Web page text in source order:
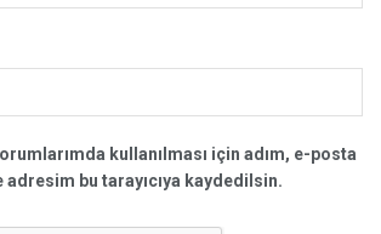
kullanılması için adım, e-posta
bu tarayıcıya kaydedilsin.